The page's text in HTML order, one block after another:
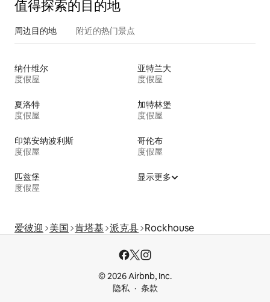
值得探索的目的地
周边目的地 附近的热门景点
纳什维尔
度假屋
亚特兰大
度假屋
夏洛特
度假屋
加特林堡
度假屋
印第安纳波利斯
度假屋
哥伦布
度假屋
匹兹堡
度假屋
显示更多
爱彼迎 美国 肯塔基 派克县 Rockhouse
© 2026 Airbnb, Inc.
隐私
条款